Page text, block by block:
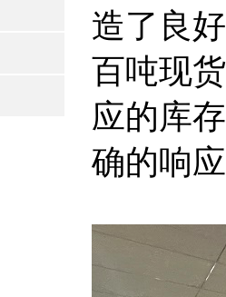
造
百吨现
应的库
确的响